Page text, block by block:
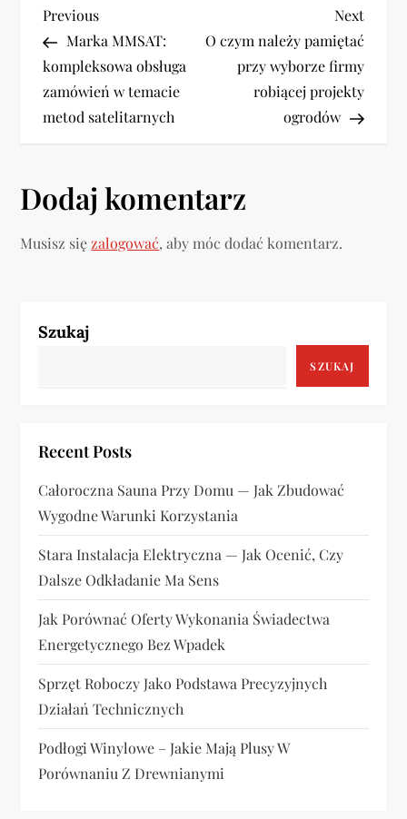
N
a
w
a
c
a
i
s
u
Previous
Post
Previous
Marka MMSAT:
kompleksowa obsługa
zamówień w temacie
metod satelitarnych
Next
Post
Next
O czym należy pamiętać
przy wyborze firmy
robiącej projekty
ogrodów
Dodaj komentarz
Musisz sięzalogować, aby móc dodać komentarz.
Szukaj
SZUKAJ
Recent Posts
Całoroczna Sauna Przy Domu — Jak Zbudować
Wygodne Warunki Korzystania
Stara Instalacja Elektryczna — Jak Ocenić, Czy
Dalsze Odkładanie Ma Sens
Jak Porównać Oferty Wykonania Świadectwa
Energetycznego Bez Wpadek
Sprzęt Roboczy Jako Podstawa Precyzyjnych
Działań Technicznych
Podłogi Winylowe – Jakie Mają Plusy W
Porównaniu Z Drewnianymi